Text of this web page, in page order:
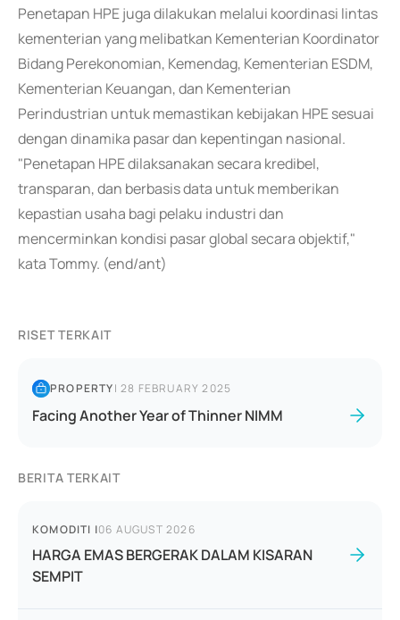
Penetapan HPE juga dilakukan melalui koordinasi lintas
kementerian yang melibatkan Kementerian Koordinator
Bidang Perekonomian, Kemendag, Kementerian ESDM,
Kementerian Keuangan, dan Kementerian
Perindustrian untuk memastikan kebijakan HPE sesuai
dengan dinamika pasar dan kepentingan nasional.
"Penetapan HPE dilaksanakan secara kredibel,
transparan, dan berbasis data untuk memberikan
kepastian usaha bagi pelaku industri dan
mencerminkan kondisi pasar global secara objektif,"
kata Tommy. (end/ant)
RISET TERKAIT
PROPERTY|28 FEBRUARY 2025
Facing Another Year of Thinner NIMM
BERITA TERKAIT
KOMODITI |06 AUGUST 2026
HARGA EMAS BERGERAK DALAM KISARAN
SEMPIT